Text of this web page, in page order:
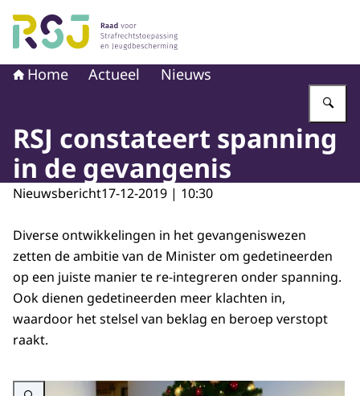
Naar de homepage van Raad voor
Home Actueel Nieuws
RSJ constateert spanning
in de gevangenis
Nieuwsbericht17-12-2019 | 10:30
Diverse ontwikkelingen in het gevangeniswezen
zetten de ambitie van de Minister om gedetineerden
op een juiste manier te re-integreren onder spanning.
Ook dienen gedetineerden meer klachten in,
waardoor het stelsel van beklag en beroep verstopt
raakt.
Vergroot afbeelding Afbeelding Sander Dekker en Frederieke Leeflang